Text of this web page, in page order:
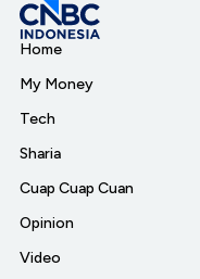
Home
My Money
Tech
Sharia
Cuap Cuap Cuan
Opinion
Video